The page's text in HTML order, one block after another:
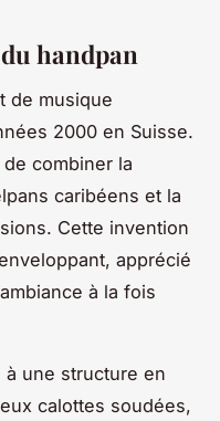
handpan
de musique
2000 en Suisse.
de combiner la
caribéens et la
Cette invention
apprécié
à la fois
une structure en
calottes soudées,